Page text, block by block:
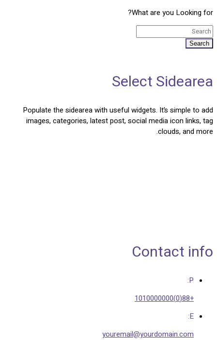
What are you Looking for?
Search
Select Sidearea
Populate the sidearea with useful widgets. It’s simple to add
images, categories, latest post, social media icon links, tag
clouds, and more.
Contact info
P:
+88(0)1010000000
E:
youremail@yourdomain.com